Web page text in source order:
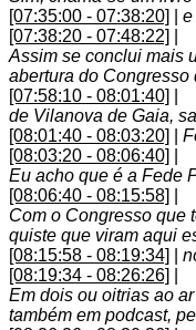
[07:35:00 - 07:38:20]
e
[07:38:20 - 07:48:22]
Assim se conclui mais
abertura do Congresso
[07:58:10 - 08:01:40]
de Vilanova de Gaia,
[08:01:40 - 08:03:20]
[08:03:20 - 08:06:40]
Eu acho que é a Fede
[08:06:40 - 08:15:58]
Com o Congresso que
quiste que viram aqui
[08:15:58 - 08:19:34]
[08:19:34 - 08:26:26]
Em dois ou oitrias ao
também em podcast,